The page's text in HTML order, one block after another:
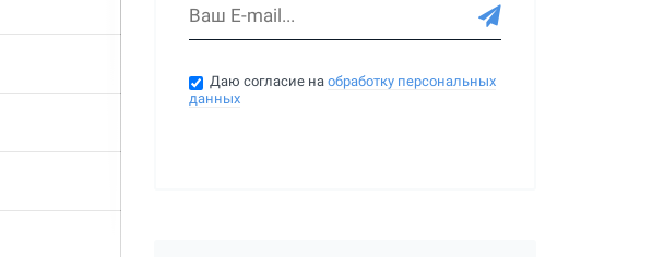
Даю согласие наобработку персональных
данных